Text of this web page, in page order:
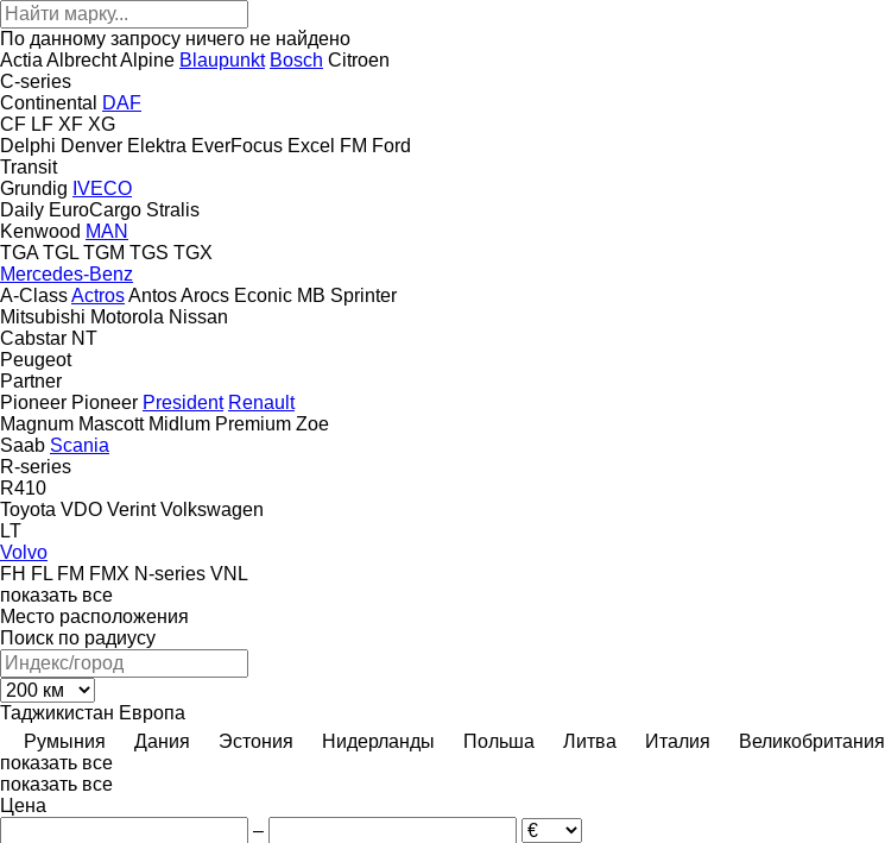
По данному запросу ничего не найдено
Actia AlbrechtAlpine Blaupunkt Bosch Citroen
C-series
Continental
DAF
CF LF XF XG
Delphi Denver Elektra EverFocus Excel FM Ford
Transit
Grundig IVECO
Daily EuroCargo Stralis
Kenwood MAN
TGA TGL TGM TGS TGX
Mercedes-Benz
A-ClassActrosAntosArocs Econic MB Sprinter
Mitsubishi Motorola Nissan
Cabstar NT
Peugeot
Partner
Pioneer Pioneer President Renault
Magnum Mascott Midlum Premium Zoe
Saab Scania
R-series
R410
Toyota VDO Verint Volkswagen
LT
Volvo
FH FL FM FMX N-series VNL
показать все
Место расположения
Поиск по радиусу
Таджикистан Европа
Румыния
Дания Эстония Нидерланды Польша Литва Италия Великобритания
показать все
показать все
Цена
–